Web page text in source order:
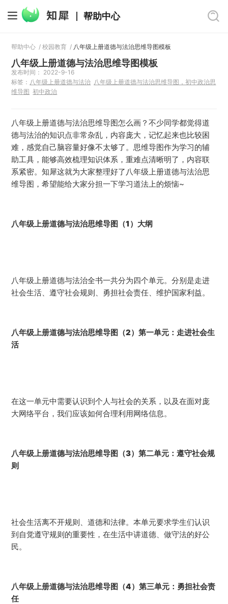
帮助中心
帮助中心 /校园教育 / 八年级上册道德与法治思维导图模板
八年级上册道德与法治思维导图模板
发布时间： 2022-9-16
标签： 八年级上册道德与法治 八年级上册道德与法治思维导图，初中政治思
维导图 初中政治
八年级上册道德与法治思维导图怎么画？不少同学都觉得道
德与法治的知识点非常杂乱，内容庞大，记忆起来也比较困
难，感觉自己脑容量好像不太够了。思维导图作为学习的辅
助工具，能够高效梳理知识体系，重难点清晰明了，内容联
系紧密。知犀这就为大家整理好了八年级上册道德与法治思
维导图，希望能给大家分担一下学习道法上的烦恼~
八年级上册道德与法治思维导图（1）大纲
八年级上册道德与法治全书一共分为四个单元。分别是走进
社会生活、遵守社会规则、勇担社会责任、维护国家利益。
八年级上册道德与法治思维导图（2）第一单元：走进社会生
活
在这一单元中需要认识到个人与社会的关系，以及在面对庞
大网络平台，我们应该如何合理利用网络信息。
八年级上册道德与法治思维导图（3）第二单元：遵守社会规
则
社会生活离不开规则、道德和法律。本单元要求学生们认识
到自觉遵守规则的重要性，在生活中讲道德、做守法的好公
民。
八年级上册道德与法治思维导图（4）第三单元：勇担社会责
任